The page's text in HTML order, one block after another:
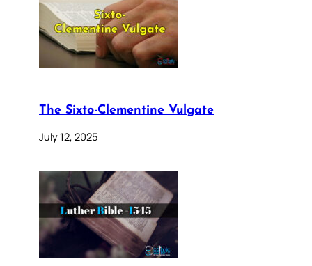
The Sixto-Clementine Vulgate
July 12, 2025